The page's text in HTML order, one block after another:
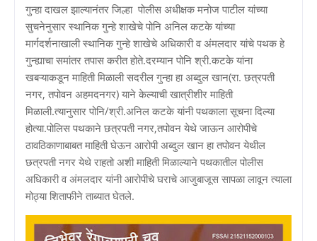
गुन्हा दाखल झाल्यानंतर जिल्हा पोलीस अधीक्षक मनोज पाटील यांच्या
सुचनेनुसार स्थानिक गुन्हे शाखेचे पोनि अनिल कटके यांच्या
मार्गदर्शनाखाली स्थानिक गुन्हे शाखेचे अधिकारी व अंमलदार यांचे पथक हे
गुन्ह्याचा समांतर तपास करीत होते.दरम्यान पोनि श्री.कटके यांना
खबऱ्याकडून माहिती मिळाली सदरील गुन्हा हा अब्दुल खान(रा. छत्रपती
नगर, तपोवन अहमदनगर) याने केल्याची खात्रीशीर माहिती
मिळाली.त्यानुसार पोनि/श्री.अनिल कटके यांनी पथकाला सूचना दिल्या
होत्या.पोलिस पथकाने छत्रपती नगर,तपोवन येथे जाऊन आरोपीचे
ठावठिकाणाबाबत माहिती घेऊन आरोपी अब्दुल खान हा तपोवन येथील
छत्रपती नगर येथे राहतो अशी माहिती मिळाल्याने पथकातील पोलीस
अधिकारी व अंमलदार यांनी आरोपीचे घराचे आजुबाजूस सापळा लावून त्याला
मोठ्या शिताफीने ताब्यात घेतले.